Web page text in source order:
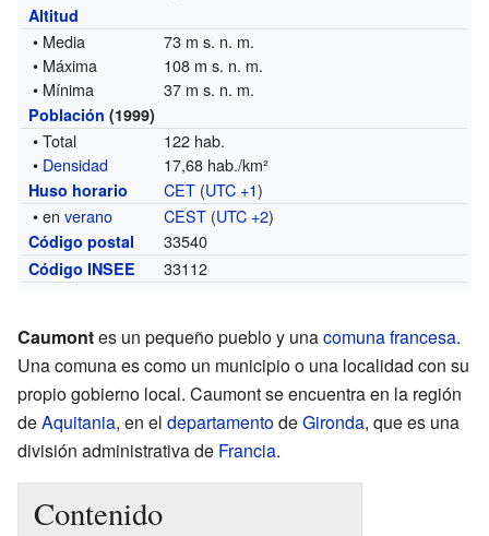
Altitud
• Media
73 m s. n. m.
• Máxima
108 m s. n. m.
• Mínima
37 m s. n. m.
Población (1999)
• Total
122 hab.
• Densidad 17,68 hab./km²
Huso horario CET (UTC +1)
• enverano CEST (UTC +2)
Código postal 33540
Código INSEE 33112
Caumontes un pequeño pueblo y unacomuna francesa.
Una comuna es como un municipio o una localidad con su
propio gobierno local. Caumont se encuentra en la región
deAquitania, en el departamentodeGironda, que es una
división administrativa de Francia.
Contenido